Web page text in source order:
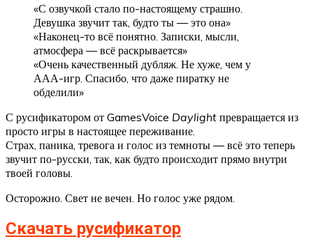
«С озвучкой стало по-настоящему страшно.
Девушка звучит так, будто ты — это она»
«Наконец-то всё понятно. Записки, мысли,
атмосфера — всё раскрывается»
«Очень качественный дубляж. Не хуже, чем у
ААА-игр. Спасибо, что даже пиратку не
обделили»
С русификатором от GamesVoice Daylight превращается из
просто игры в настоящее переживание.
Страх, паника, тревога и голос из темноты — всё это теперь
звучит по-русски, так, как будто происходит прямо внутри
твоей головы.
Осторожно. Свет не вечен. Но голос уже рядом.
Скачать русификатор